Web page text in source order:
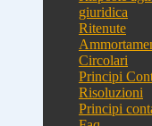
giuridica
Ritenute
Circolari
Principi
Risoluzioni
Principi